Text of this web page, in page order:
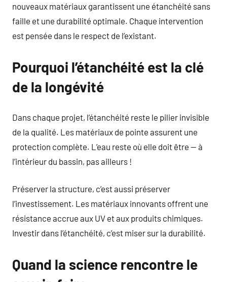
nouveaux matériaux garantissent une étanchéité sans
faille et une durabilité optimale. Chaque intervention
est pensée dans le respect de l’existant.
Pourquoi l’étanchéité est la clé
de la longévité
Dans chaque projet, l’étanchéité reste le pilier invisible
de la qualité. Les matériaux de pointe assurent une
protection complète. L’eau reste où elle doit être — à
l’intérieur du bassin, pas ailleurs !
Préserver la structure, c’est aussi préserver
l’investissement. Les matériaux innovants offrent une
résistance accrue aux UV et aux produits chimiques.
Investir dans l’étanchéité, c’est miser sur la durabilité.
Quand la science rencontre le